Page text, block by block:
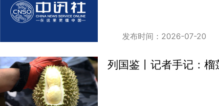
发布时间：2026-07-20
列国鉴丨记者手记：榴